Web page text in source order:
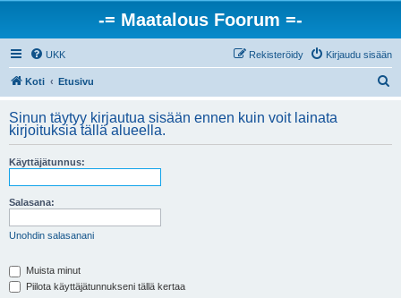
-= Maatalous Foorum =-
UKK Kirjaudu sisään
Rekisteröidy
Koti Etusivu
i
Sinun täytyy kirjautua sisään ennen kuin voit lainata
kirjoituksia tällä alueella.
Käyttäjätunnus:
Salasana:
Unohdin salasanani
Muista minut
Piilota käyttäjätunnukseni tällä kertaa